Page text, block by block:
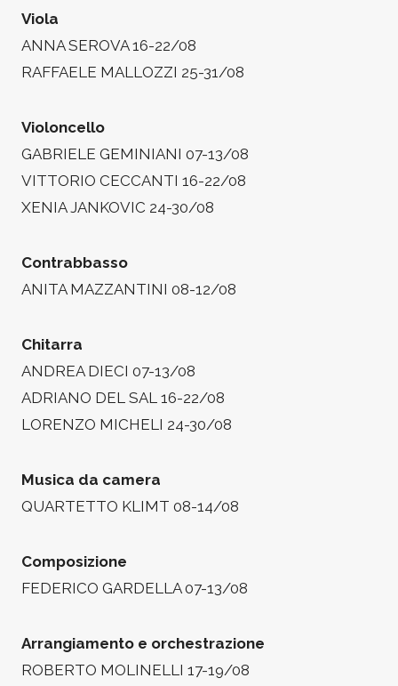
Viola
ANNA SEROVA 16-22/08
RAFFAELE MALLOZZI 25-31/08
Violoncello
GABRIELE GEMINIANI 07-13/08
VITTORIO CECCANTI 16-22/08
XENIA JANKOVIC 24-30/08
Contrabbasso
ANITA MAZZANTINI 08-12/08
Chitarra
ANDREA DIECI 07-13/08
ADRIANO DEL SAL 16-22/08
LORENZO MICHELI 24-30/08
Musica da camera
QUARTETTO KLIMT 08-14/08
Composizione
FEDERICO GARDELLA 07-13/08
Arrangiamento e orchestrazione
ROBERTO MOLINELLI 17-19/08